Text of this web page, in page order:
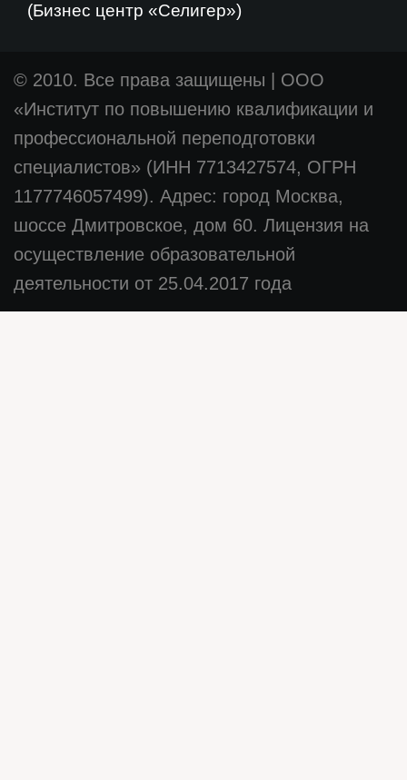
(Бизнес центр «Селигер»)
© 2010. Все права защищены
ООО
«Институт по повышению квалификации и
профессиональной переподготовки
специалистов» (ИНН 7713427574, ОГРН
1177746057499). Адрес: город Москва,
шоссе Дмитровское, дом 60. Лицензия на
осуществление образовательной
деятельности от 25.04.2017 года